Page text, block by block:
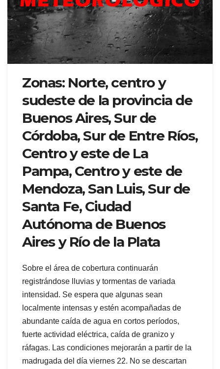
Zonas: Norte, centro y
sudeste de la provincia de
Buenos Aires, Sur de
Córdoba, Sur de Entre Ríos,
Centro y este de La
Pampa, Centro y este de
Mendoza, San Luis, Sur de
Santa Fe, Ciudad
Autónoma de Buenos
Aires y Río de la Plata
Sobre el área de cobertura continuarán
registrándose lluvias y tormentas de variada
intensidad. Se espera que algunas sean
localmente intensas y estén acompañadas de
abundante caída de agua en cortos períodos,
fuerte actividad eléctrica, caída de granizo y
ráfagas. Las condiciones mejorarán a partir de la
madrugada del día viernes 22. No se descartan